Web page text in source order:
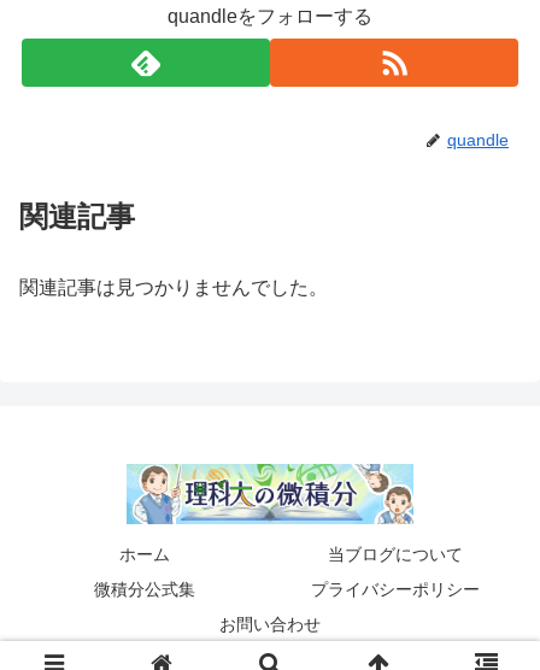
quandleをフォローする
quandle
関連記事
関連記事は見つかりませんでした。
ホーム
当ブログについて
微積分公式集
プライバシーポリシー
お問い合わせ